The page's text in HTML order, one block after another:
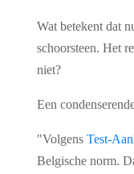
Wat betekent dat
schoorsteen. Het
niet?
Een
"Volgens Test-
Belgische norm.